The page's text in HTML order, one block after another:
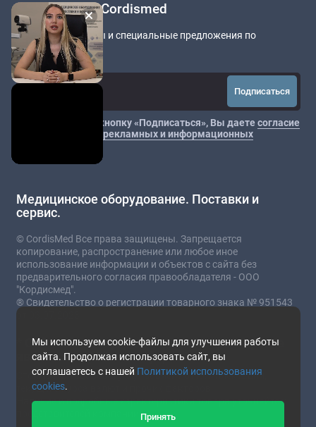
Мы используем cookie-файлы для улучшения работы
сайта. Продолжая использовать сайт, вы
соглашаетесь с нашей Политикой использования
cookies.
Принять
Подписка на Cordismed
Новости медицины и специальные предложения по
оборудованию
Подписаться
Нажимая на кнопку «Подписаться», Вы даетесогласие
на получение рекламных и информационных
Медицинское оборудование. Поставки и
сервис.
© CordisMed Все права защищены. Запрещается
копирование, распространение или любое иное
использование информации и объектов с сайта без
предварительного согласия правообладателя - ООО
"Кордисмед".
® Свидетельство о регистрации товарного знака № 951543
от 03.07.2023
* Сайт носит информационный характер и не
является публичной офертой.
Стоимость товаров и услуг зависит от комплектации,
текущего курса валют и прочих факторов.
Наличие и подробные характеристики товара уточняйте у
представителей компании.